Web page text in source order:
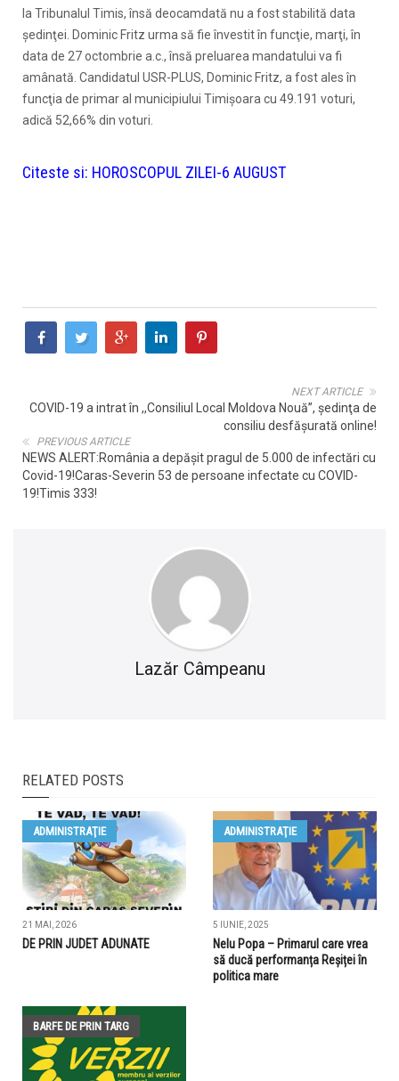
la Tribunalul Timis, însă deocamdată nu a fost stabilită data
şedinţei. Dominic Fritz urma să fie învestit în funcţie, marţi, în
data de 27 octombrie a.c., însă preluarea mandatului va fi
amânată. Candidatul USR-PLUS, Dominic Fritz, a fost ales în
funcţia de primar al municipiului Timişoara cu 49.191 voturi,
adică 52,66% din voturi.
Citeste si: HOROSCOPUL ZILEI-6 AUGUST
NEXT ARTICLE
COVID-19 a intrat în ,,Consiliul Local Moldova Nouă”, şedinţa de
consiliu desfăşurată online!
PREVIOUS ARTICLE
NEWS ALERT:România a depășit pragul de 5.000 de infectări cu
Covid-19!Caras-Severin 53 de persoane infectate cu COVID-
19!Timis 333!
Lazăr Câmpeanu
RELATED POSTS
ADMINISTRAŢIE
21 MAI, 2026
DE PRIN JUDET ADUNATE
ADMINISTRAŢIE
5 IUNIE, 2025
Nelu Popa – Primarul care vrea
să ducă performanța Reșiței în
politica mare
BARFE DE PRIN TARG